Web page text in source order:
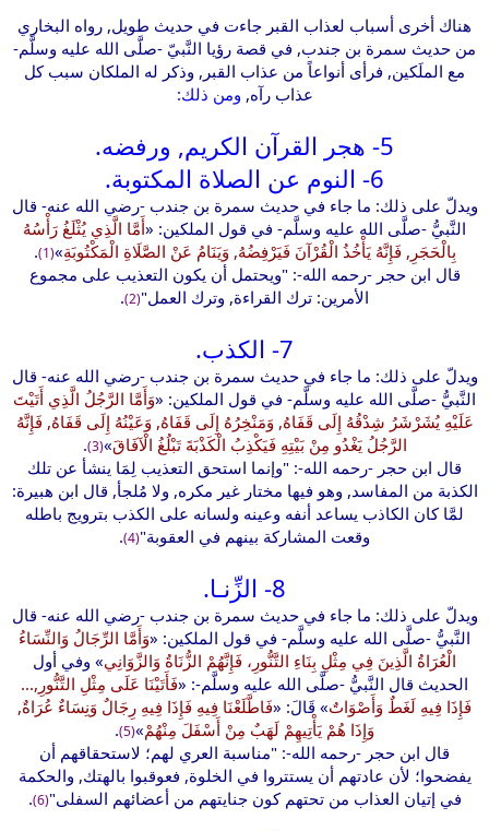
هناك أخرى أسباب لعذاب القبر جاءت في حديث طويل, رواه البخاري
من حديث سمرة بن جندب, في قصة رؤيا النَّبيّ -صلَّى الله عليه وسلَّم-
مع الملَكين, فرأى أنواعاً من عذاب القبر, وذكر له الملكان سبب كل
عذاب رآه, ومن ذلك:
5- هجر القرآن الكريم, ورفضه.
6- النوم عن الصلاة المكتوبة.
ويدلّ على ذلك: ما جاء في حديث سمرة بن جندب -رضي الله عنه- قال
النَّبيُّ -صلَّى الله عليه وسلَّم- في قول الملكين: «أَمَّا الَّذِي يُثْلَغُ رَأْسُهُ
بِالْحَجَرِ, فَإِنَّهُ يَأْخُذُ الْقُرْآنَ فَيَرْفِضُهُ, وَيَنَامُ عَنْ الصَّلَاةِ الْمَكْتُوبَةِ»
(1)
.
قال ابن حجر -رحمه الله-: "ويحتمل أن يكون التعذيب على مجموع
الأمرين: ترك القراءة, وترك العمل"(2)
.
7- الكذب.
ويدلّ على ذلك: ما جاء في حديث سمرة بن جندب -رضي الله عنه- قال
النَّبيُّ -صلَّى الله عليه وسلَّم- في قول الملكين: «وَأَمَّا الرَّجُلُ الَّذِي أَتَيْتَ
عَلَيْهِ يُشَرْشَرُ شِدْقُهُ إِلَى قَفَاهُ, وَمَنْخِرُهُ إِلَى قَفَاهُ, وَعَيْنُهُ إِلَى قَفَاهُ, فَإِنَّهُ
الرَّجُلُ يَغْدُو مِنْ بَيْتِهِ فَيَكْذِبُ الْكَذْبَةَ تَبْلُغُ الْآفَاقَ»
(3)
.
قال ابن حجر -رحمه الله-: "وإنما استحق التعذيب لِمَا ينشأ عن تلك
الكذبة من المفاسد, وهو فيها مختار غير مكره, ولا مُلجأ, قال ابن هبيرة:
لمَّا كان الكاذب يساعد أنفه وعينه ولسانه على الكذب بترويج باطله
وقعت المشاركة بينهم في العقوبة"(4)
.
8- الزِّنـا.
ويدلّ على ذلك: ما جاء في حديث سمرة بن جندب -رضي الله عنه- قال
النَّبيُّ -صلَّى الله عليه وسلَّم- في قول الملكين: «وَأَمَّا الرِّجَالُ وَالنِّسَاءُ
الْعُرَاةُ الَّذِينَ فِي مِثْلِ بِنَاءِ التَّنُّورِ، فَإِنَّهُمْ الزُّنَاةُ وَالزَّوَانِي» وفي أول
الحديث قال النَّبيُّ -صلَّى الله عليه وسلَّم-: «فَأَتَيْنَا عَلَى مِثْلِ التَّنُّورِ,...
فَإِذَا فِيهِ لَغَطٌ وَأَصْوَاتٌ» قَالَ: «فَاطَّلَعْنَا فِيهِ فَإِذَا فِيهِ رِجَالٌ وَنِسَاءٌ عُرَاةٌ,
وَإِذَا هُمْ يَأْتِيهِمْ لَهَبٌ مِنْ أَسْفَلَ مِنْهُمْ»
(5)
.
قال ابن حجر -رحمه الله-: "مناسبة العري لهم؛ لاستحقاقهم أن
يفضحوا؛ لأن عادتهم أن يستتروا في الخلوة, فعوقبوا بالهتك, والحكمة
في إتيان العذاب من تحتهم كون جنايتهم من أعضائهم السفلى"(6)
.